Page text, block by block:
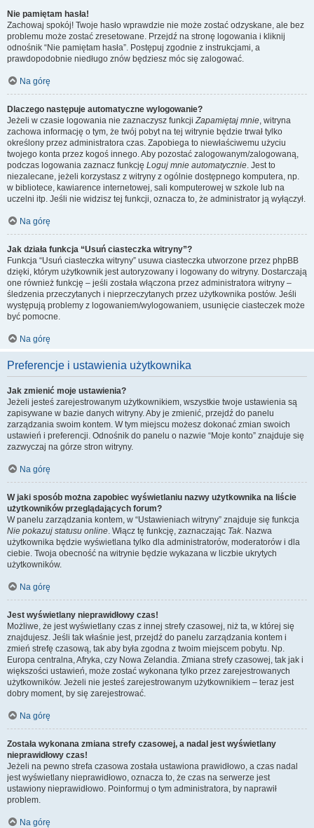
Nie pamiętam hasła!
Zachowaj spokój! Twoje hasło wprawdzie nie może zostać odzyskane, ale bez
problemu może zostać zresetowane. Przejdź na stronę logowania i kliknij
odnośnik “Nie pamiętam hasła”. Postępuj zgodnie z instrukcjami, a
prawdopodobnie niedługo znów będziesz móc się zalogować.
Na górę
Dlaczego następuje automatyczne wylogowanie?
Jeżeli w czasie logowania nie zaznaczysz funkcjiZapamiętaj mnie, witryna
zachowa informację o tym, że twój pobyt na tej witrynie będzie trwał tylko
określony przez administratora czas. Zapobiega to niewłaściwemu użyciu
twojego konta przez kogoś innego. Aby pozostać zalogowanym/zalogowaną,
podczas logowania zaznacz funkcję Loguj mnie automatycznie. Jest to
niezalecane, jeżeli korzystasz z witryny z ogólnie dostępnego komputera, np.
w bibliotece, kawiarence internetowej, sali komputerowej w szkole lub na
uczelni itp. Jeśli nie widzisz tej funkcji, oznacza to, że administrator ją wyłączył.
Na górę
Jak działa funkcja “Usuń ciasteczka witryny”?
Funkcja “Usuń ciasteczka witryny” usuwa ciasteczka utworzone przez phpBB
dzięki, którym użytkownik jest autoryzowany i logowany do witryny. Dostarczają
one również funkcję – jeśli została włączona przez administratora witryny –
śledzenia przeczytanych i nieprzeczytanych przez użytkownika postów. Jeśli
występują problemy z logowaniem/wylogowaniem, usunięcie ciasteczek może
być pomocne.
Na górę
Preferencje i ustawienia użytkownika
Jak zmienić moje ustawienia?
Jeżeli jesteś zarejestrowanym użytkownikiem, wszystkie twoje ustawienia są
zapisywane w bazie danych witryny. Aby je zmienić, przejdź do panelu
zarządzania swoim kontem. W tym miejscu możesz dokonać zmian swoich
ustawień i preferencji. Odnośnik do panelu o nazwie “Moje konto” znajduje się
zazwyczaj na górze stron witryny.
Na górę
W jaki sposób można zapobiec wyświetlaniu nazwy użytkownika na liście
użytkowników przeglądających forum?
W panelu zarządzania kontem, w “Ustawieniach witryny” znajduje się funkcja
Nie pokazuj statusu online. Włącz tę funkcję, zaznaczając Tak. Nazwa
użytkownika będzie wyświetlana tylko dla administratorów, moderatorów i dla
ciebie. Twoja obecność na witrynie będzie wykazana w liczbie ukrytych
użytkowników.
Na górę
Jest wyświetlany nieprawidłowy czas!
Możliwe, że jest wyświetlany czas z innej strefy czasowej, niż ta, w której się
znajdujesz. Jeśli tak właśnie jest, przejdź do panelu zarządzania kontem i
zmień strefę czasową, tak aby była zgodna z twoim miejscem pobytu. Np.
Europa centralna, Afryka, czy Nowa Zelandia. Zmiana strefy czasowej, tak jak i
większości ustawień, może zostać wykonana tylko przez zarejestrowanych
użytkowników. Jeżeli nie jesteś zarejestrowanym użytkownikiem – teraz jest
dobry moment, by się zarejestrować.
Na górę
Została wykonana zmiana strefy czasowej, a nadal jest wyświetlany
nieprawidłowy czas!
Jeżeli na pewno strefa czasowa została ustawiona prawidłowo, a czas nadal
jest wyświetlany nieprawidłowo, oznacza to, że czas na serwerze jest
ustawiony nieprawidłowo. Poinformuj o tym administratora, by naprawił
problem.
Na górę